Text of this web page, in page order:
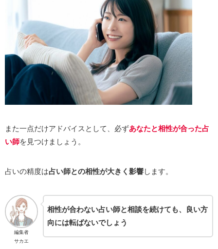
また一点だけアドバイスとして、必ずあなたと相性が合った占
い師を見つけましょう。
占いの精度は占い師との相性が大きく影響します。
編集者
サカエ
相性が合わない占い師と相談を続けても、良い方
向には転ばないでしょう